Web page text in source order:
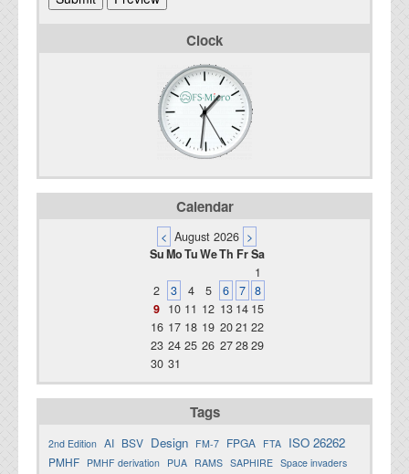
Clock
Calendar
< August 2026 >
SuMoTuWeTh FrSa
1
2
3 4 5 6 7 8
9 10 11 12 13 14 15
16 17 18 19 2021 22
23 24 25 26 272829
30 31
Tags
2nd Edition AI BSV Design FM-7 FPGA FTA ISO 26262
PMHF PMHF derivation PUA RAMS SAPHIRE Space invaders